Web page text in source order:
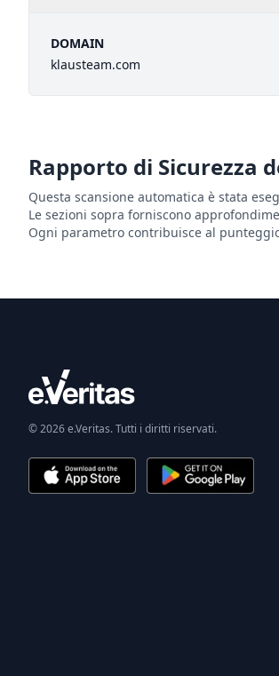
DOMAIN
klausteam.com
Rapporto di Sicurezza
Questa scansione automatica è stata
Le sezioni sopra forniscono
Ogni parametro contribuisce al
© 2026 e.Veritas. Tutti i diritti riservati.